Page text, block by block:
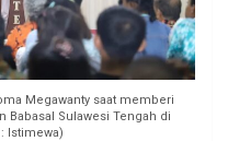
Megawanty saat memberi
Babasal Sulawesi Tengah di
Istimewa)